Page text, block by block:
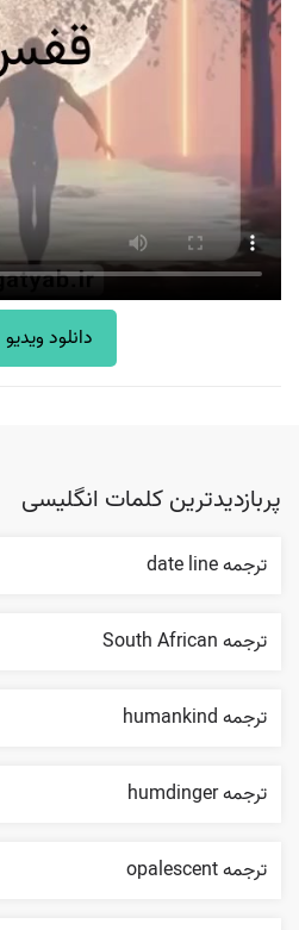
دانلود ویدیو
پربازدیدترین کلمات انگلیسی
ترجمه date line
ترجمه South African
ترجمه humankind
ترجمه humdinger
ترجمه opalescent